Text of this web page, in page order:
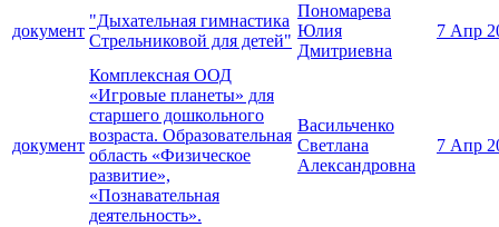
документ
"Дыхательная гимнастика
Стрельниковой для детей"
Пономарева
Юлия
Дмитриевна
7 Апр
документ
Комплексная ООД
«Игровые планеты» для
старшего дошкольного
возраста. Образовательная
область «Физическое
развитие»,
«Познавательная
деятельность».
Васильченко
Светлана
Александровна
7 Апр